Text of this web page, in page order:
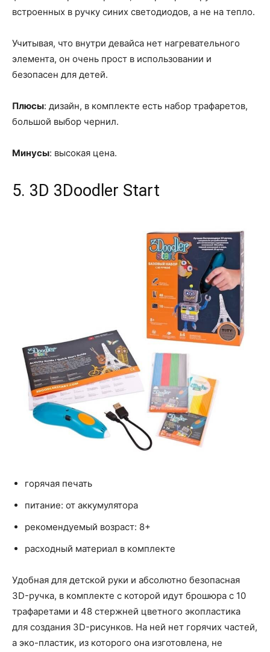
встроенных в ручку синих светодиодов, а не на тепло.
Учитывая, что внутри девайса нет нагревательного
элемента, он очень прост в использовании и
безопасен для детей.
Плюсы: дизайн, в комплекте есть набор трафаретов,
большой выбор чернил.
Минусы: высокая цена.
5. 3D 3Doodler Start
горячая печать
питание: от аккумулятора
рекомендуемый возраст: 8+
расходный материал в комплекте
Удобная для детской руки и абсолютно безопасная
3D-ручка, в комплекте с которой идут брошюра с 10
трафаретами и 48 стержней цветного экопластика
для создания 3D-рисунков. На ней нет горячих частей,
а эко-пластик, из которого она изготовлена, не